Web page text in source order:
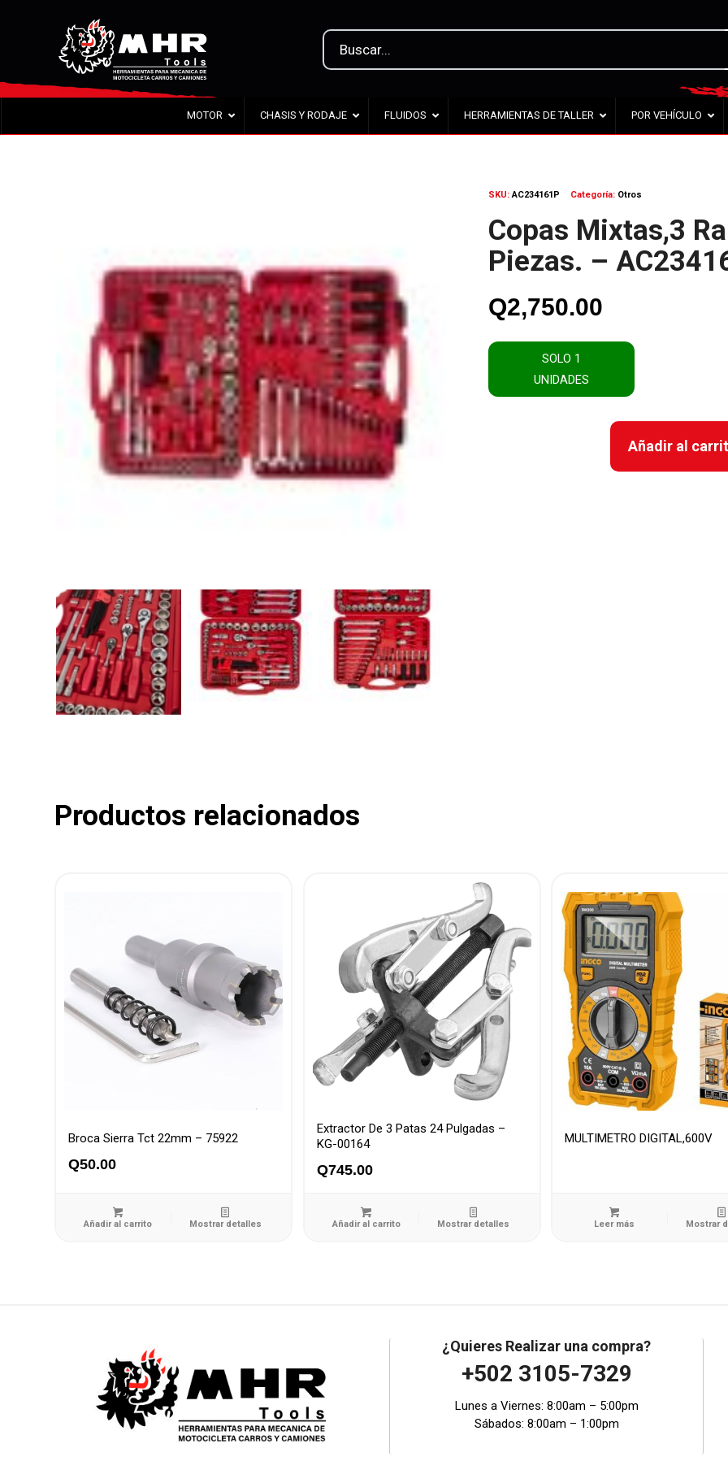
MOTOR CHASIS Y RODAJE FLUIDOS HERRAMIENTAS DE TALLER POR VEHÍCULO
SKU:AC234161P Categoría: Otros
Copas Mixtas,3
Piezas. –
Q2,750.00
SOLO 1
UNIDADES
Añadir al
Productos relacionados
Broca Sierra Tct 22mm – 75922
Q50.00
Añadir al carrito Mostrar detalles
Extractor De 3 Patas 24 Pulgadas –
KG-00164
Q745.00
Añadir al carrito Mostrar detalles
MULTIMETRO DIGITAL,600V
Leer más Mostrar
¿Quieres Realizar una compra?
+502 3105-7329
Lunes a Viernes: 8:00am – 5:00pm
Sábados: 8:00am – 1:00pm